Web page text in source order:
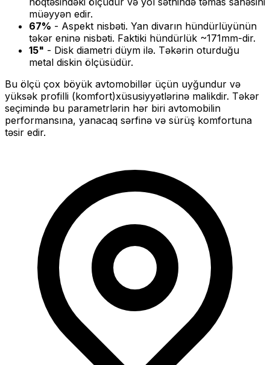
müəyyən edir.
67% - Aspekt nisbəti. Yan divarın hündürlüyünün
təkər eninə nisbəti. Faktiki hündürlük ~171mm-dir.
15" - Disk diametri düym ilə. Təkərin oturduğu
metal diskin ölçüsüdür.
Bu ölçü çox böyük avtomobillər üçün uyğundur və
yüksək profilli (komfort)xüsusiyyətlərinə malikdir. Təkər
seçimində bu parametrlərin hər biri avtomobilin
performansına, yanacaq sərfinə və sürüş komfortuna
təsir edir.